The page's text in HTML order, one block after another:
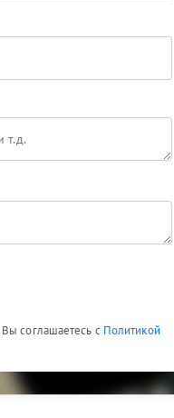
соглашаетесь с Политикой